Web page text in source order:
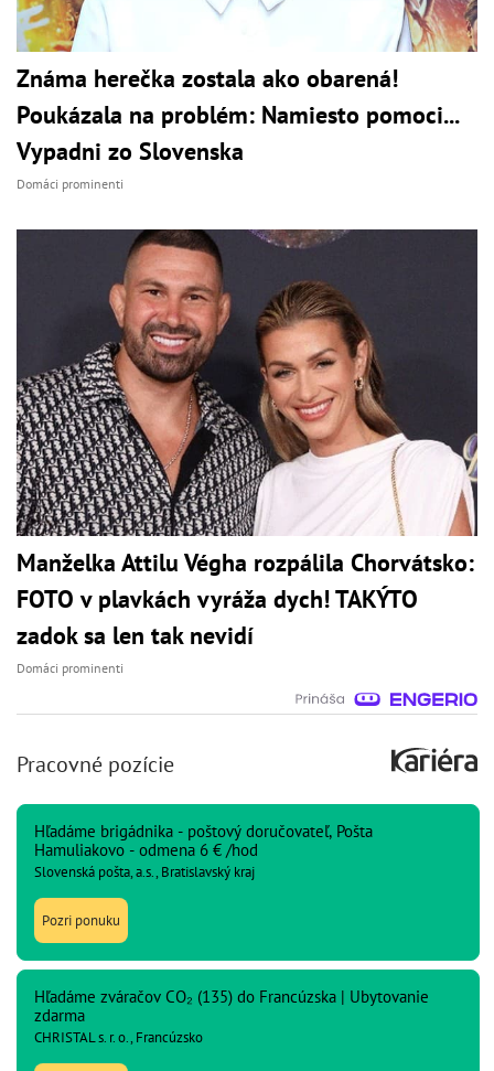
Známa herečka zostala ako obarená!
Poukázala na problém: Namiesto pomoci...
Vypadni zo Slovenska
Domáci prominenti
Manželka Attilu Végha rozpálila Chorvátsko:
FOTO v plavkách vyráža dych! TAKÝTO
zadok sa len tak nevidí
Domáci prominenti
Pracovné pozície
Hľadáme brigádnika - poštový doručovateľ, Pošta
Hamuliakovo - odmena 6 € /hod
Slovenská pošta, a.s., Bratislavský kraj
Pozri ponuku
Hľadáme zváračov CO₂ (135) do Francúzska | Ubytovanie
zdarma
CHRISTAL s. r. o., Francúzsko